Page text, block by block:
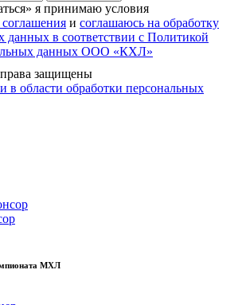
я принимаю условия
соглашения и соглашаюсь на обработку
данных в соответствии с Политикой
данных ООО «КХЛ»
защищены
в области обработки персональных
МХЛ